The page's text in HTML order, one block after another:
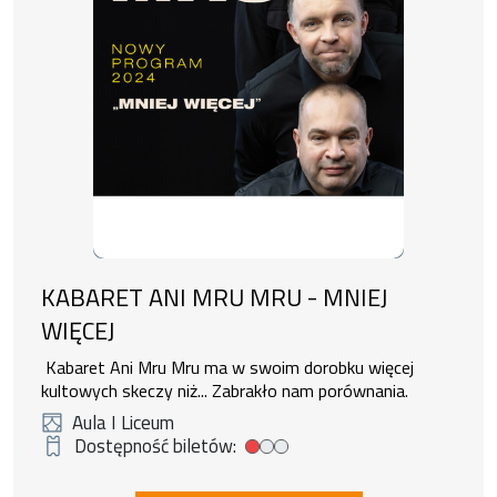
KABARET ANI MRU MRU - MNIEJ
WIĘCEJ
Kabaret Ani Mru Mru ma w swoim dorobku więcej
kultowych skeczy niż... Zabrakło nam porównania.
Aula I Liceum
Dostępność biletów:
Mała dostępność biletów